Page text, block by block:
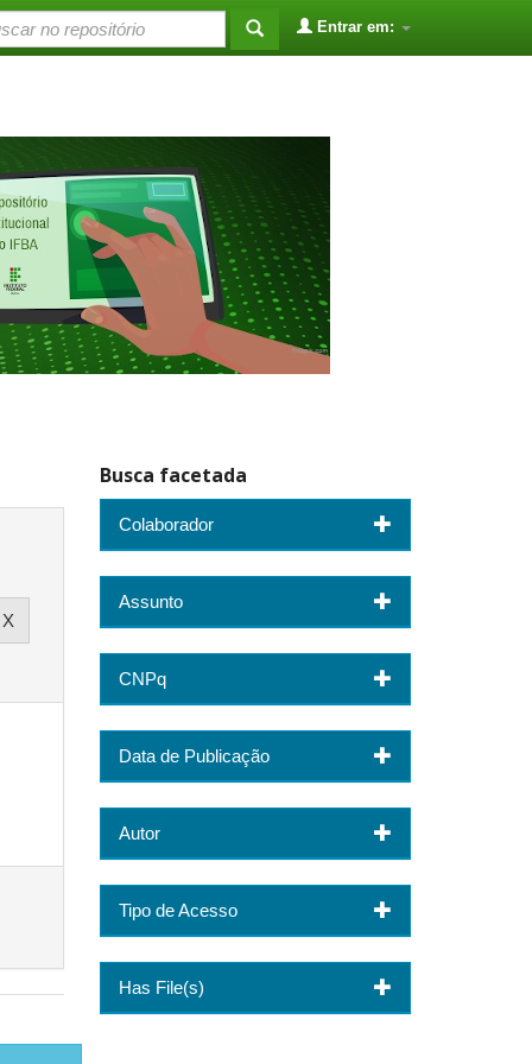
Entrar em:
Busca facetada
Colaborador
Assunto
CNPq
Data de Publicação
Autor
Tipo de Acesso
Has File(s)